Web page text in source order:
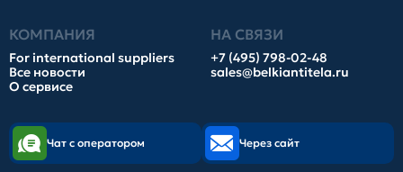
КОМПАНИЯ
For international suppliers
Все новости
О сервисе
НА СВЯЗИ
+7 (495) 798-02-48
sales@belkiantitela.ru
Чат с оператором Через сайт